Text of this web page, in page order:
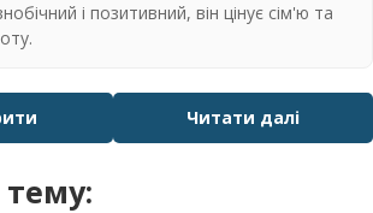
і позитивний, він цінує сім'ю та
Читати далі